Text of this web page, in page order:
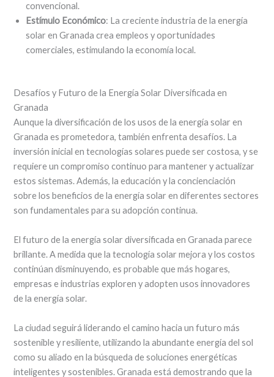
convencional.
Estímulo Económico: La creciente industria de la energía
solar en Granada crea empleos y oportunidades
comerciales, estimulando la economía local.
Desafíos y Futuro de la Energía Solar Diversificada en
Granada
Aunque la diversificación de los usos de la energía solar en
Granada es prometedora, también enfrenta desafíos. La
inversión inicial en tecnologías solares puede ser costosa, y se
requiere un compromiso continuo para mantener y actualizar
estos sistemas. Además, la educación y la concienciación
sobre los beneficios de la energía solar en diferentes sectores
son fundamentales para su adopción continua.
El futuro de la energía solar diversificada en Granada parece
brillante. A medida que la tecnología solar mejora y los costos
continúan disminuyendo, es probable que más hogares,
empresas e industrias exploren y adopten usos innovadores
de la energía solar.
La ciudad seguirá liderando el camino hacia un futuro más
sostenible y resiliente, utilizando la abundante energía del sol
como su aliado en la búsqueda de soluciones energéticas
inteligentes y sostenibles. Granada está demostrando que la